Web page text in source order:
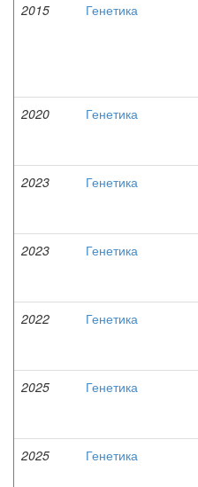
2015
Генетика
2020
Генетика
2023
Генетика
2023
Генетика
2022
Генетика
2025
Генетика
2025
Генетика